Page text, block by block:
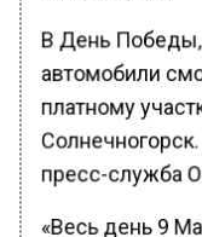
В День Победы,
автомобили
платному
пресс-служба
«Весь день 9